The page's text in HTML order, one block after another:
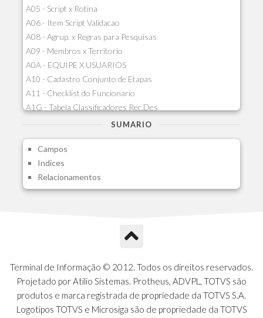
A05 - Script x Rotina
A06 - Item Script Validacao
A08 - Agrup. x Regras para Pesquisas
A09 - Membros x Territorio
A0A - EQUIPE X USUARIOS
A10 - Cadastro Conjunto de Etapas
A11 - Checklist do Funcionario
A1G - Tabela Classificadores Rec.Des
A1H - Itens Tabela Classif.Rec.Desp.
A1J - Itens Aglutinadores Visao
A1N - Tipos de Card
A1O - Cards Dashboard
A1P - Tipos de Charts
A1S - Notificacoes do Vendedor
A1U - Intermediadores
A1V - Schemas - Gestao de Vendas
A1W - Campos do Schema
A1X - CFDI Complemento Carta Porte
SUMARIO
Campos
Indices
Relacionamentos
Terminal de Informação © 2012. Todos os direitos reservados.
Projetado por Atilio Sistemas. Protheus, ADVPL, TOTVS são
produtos e marca registrada de propriedade da TOTVS S.A.
Logotipos TOTVS e Microsiga são de propriedade da TOTVS